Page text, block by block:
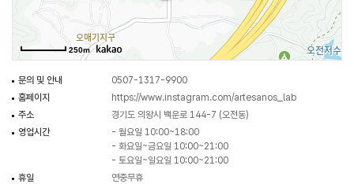
250m
문의 및 안내
0507-1317-9900
홈페이지
https://www.instagram.com/artesanos_lab
주소
경기도 의왕시 백운로 144-7 (오전동)
영업시간
- 월요일 10:00~18:00
- 화요일~금요일 10:00~21:00
- 토요일~일요일 10:00~21:00
휴일
연중무휴